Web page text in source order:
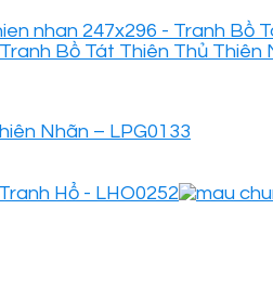
Nhãn – LPG0133